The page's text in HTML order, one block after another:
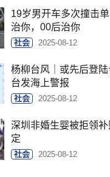
19岁男开车多次撞击
治你，00后治你
社会 2025-08-12
杨柳台风｜或先后登陆
台发海上警报
社会 2025-08-12
深圳非婚生婴被拒领
定
社会 2025-08-12